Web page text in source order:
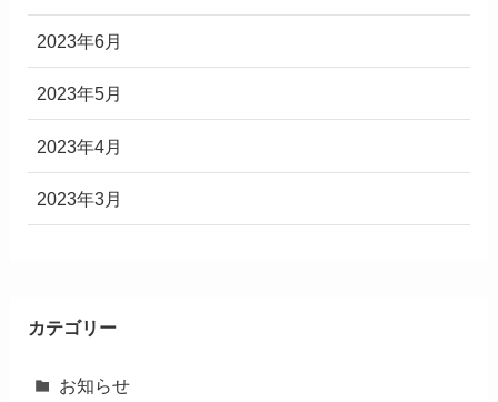
2023年6月
2023年5月
2023年4月
2023年3月
カテゴリー
お知らせ